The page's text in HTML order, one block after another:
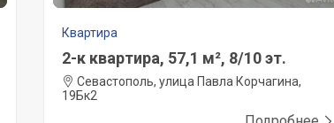
Квартира
2-к квартира, 57,1 м², 8/10 эт.
Севастополь, улица Павла Корчагина,
19Бк2